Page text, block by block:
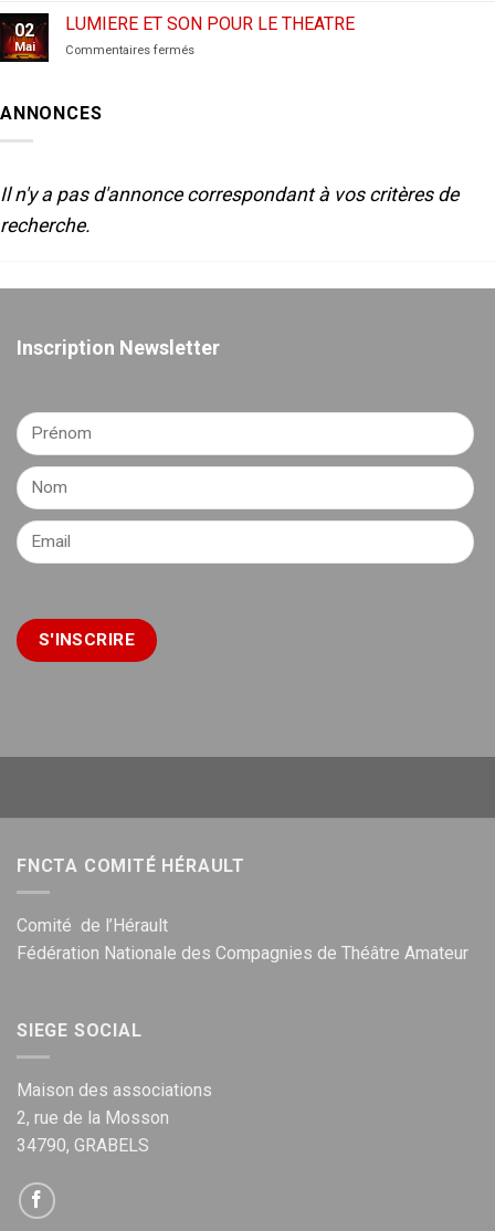
de
théâtre
amateur
02
Mai
LUMIERE ET SON POUR LE THEATRE
Commentaires ferméssur
ANNONCES
Il n'y a pas d'annonce correspondant à vos critères de
recherche.
Inscription Newsletter
FNCTA COMITÉ HÉRAULT
Comité de l’Hérault
Fédération Nationale des Compagnies de Théâtre Amateur
SIEGE SOCIAL
Maison des associations
2, rue de la Mosson
34790, GRABELS